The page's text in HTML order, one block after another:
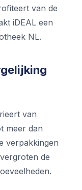
van de
iDEAL een
NL.
van
meer dan
verpakkingen
de